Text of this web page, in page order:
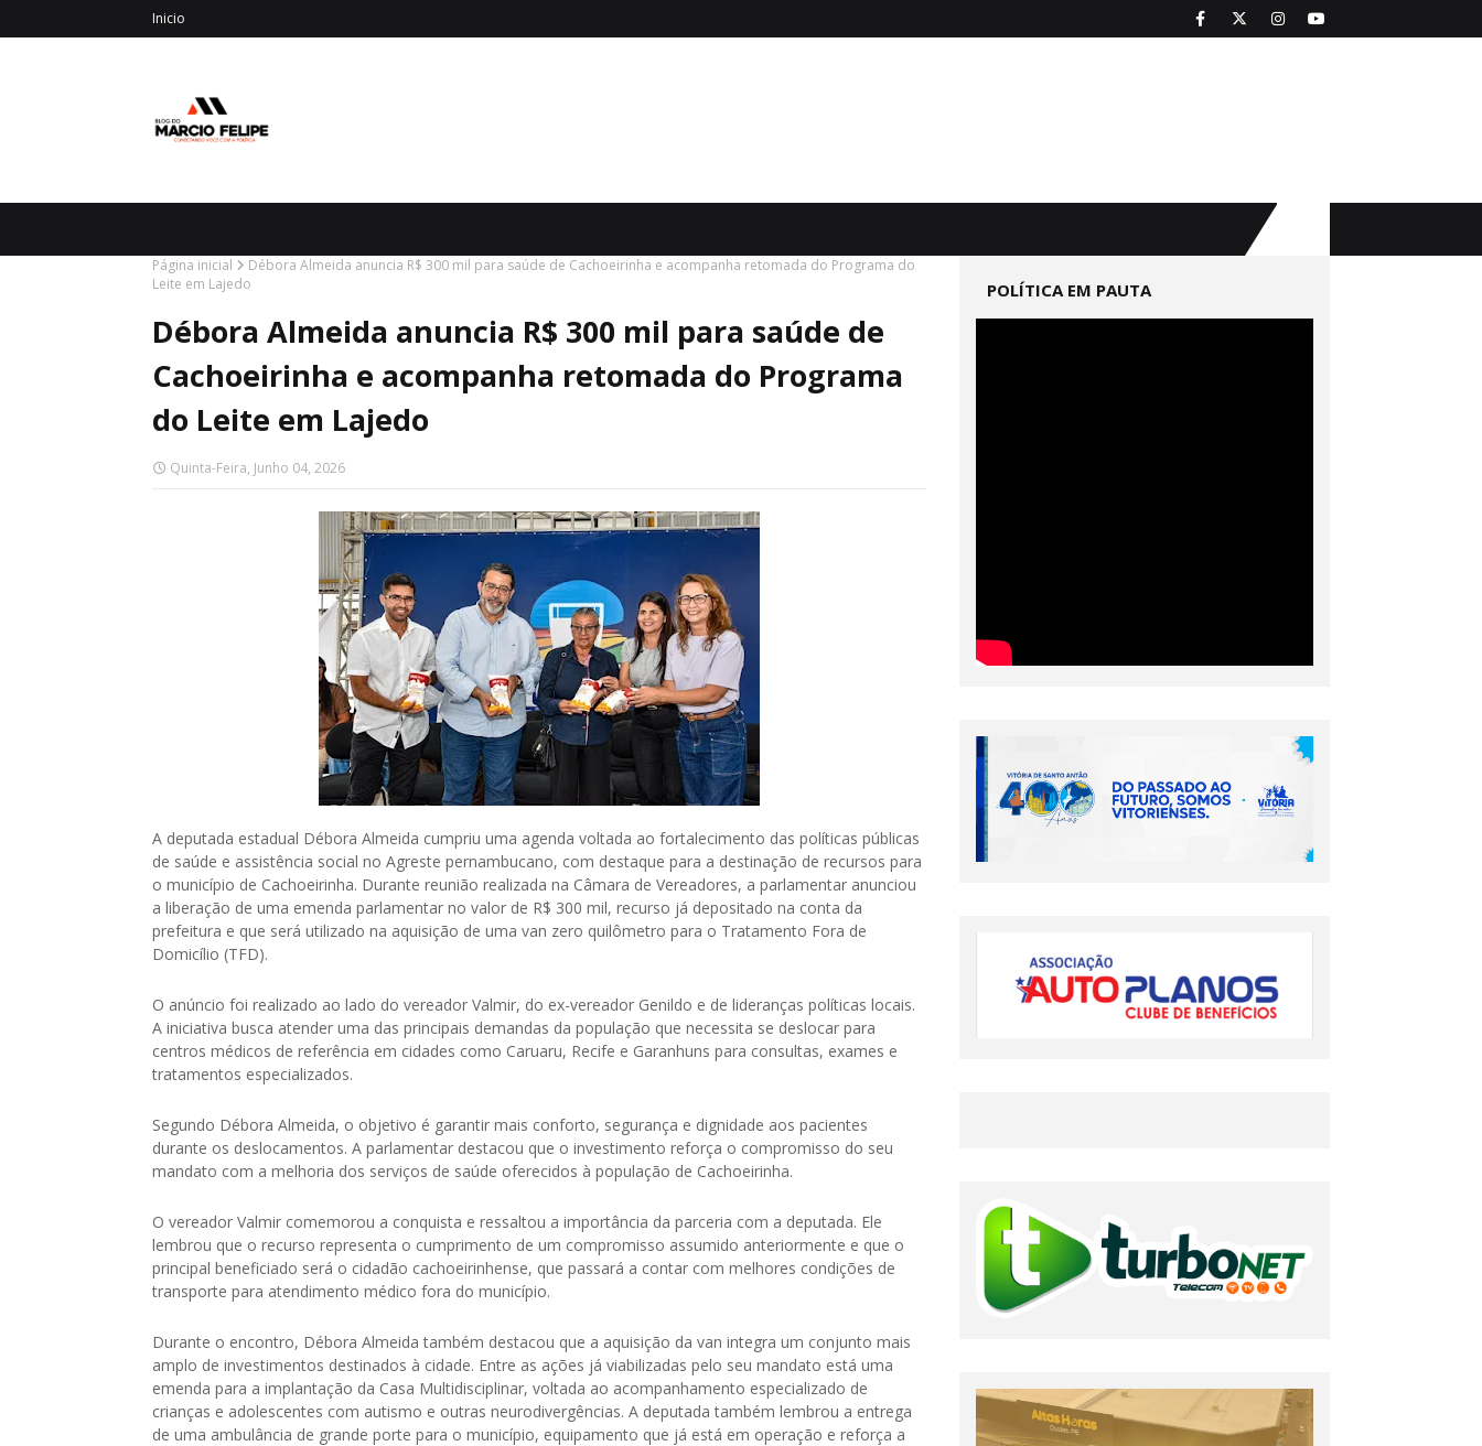
Inicio
Página inicial
Débora Almeida anuncia R$ 300 mil para saúde de Cachoeirinha e acompanha retomada do Programa do
Leite em Lajedo
Débora Almeida anuncia R$ 300 mil para saúde de
Cachoeirinha e acompanha retomada do Programa
do Leite em Lajedo
Quinta-Feira, Junho 04, 2026
A deputada estadual Débora Almeida cumpriu uma agenda voltada ao fortalecimento das políticas públicas
de saúde e assistência social no Agreste pernambucano, com destaque para a destinação de recursos para
o município de Cachoeirinha. Durante reunião realizada na Câmara de Vereadores, a parlamentar anunciou
a liberação de uma emenda parlamentar no valor de R$ 300 mil, recurso já depositado na conta da
prefeitura e que será utilizado na aquisição de uma van zero quilômetro para o Tratamento Fora de
Domicílio (TFD).
O anúncio foi realizado ao lado do vereador Valmir, do ex-vereador Genildo e de lideranças políticas locais.
A iniciativa busca atender uma das principais demandas da população que necessita se deslocar para
centros médicos de referência em cidades como Caruaru, Recife e Garanhuns para consultas, exames e
tratamentos especializados.
Segundo Débora Almeida, o objetivo é garantir mais conforto, segurança e dignidade aos pacientes
durante os deslocamentos. A parlamentar destacou que o investimento reforça o compromisso do seu
mandato com a melhoria dos serviços de saúde oferecidos à população de Cachoeirinha.
O vereador Valmir comemorou a conquista e ressaltou a importância da parceria com a deputada. Ele
lembrou que o recurso representa o cumprimento de um compromisso assumido anteriormente e que o
principal beneficiado será o cidadão cachoeirinhense, que passará a contar com melhores condições de
transporte para atendimento médico fora do município.
Durante o encontro, Débora Almeida também destacou que a aquisição da van integra um conjunto mais
amplo de investimentos destinados à cidade. Entre as ações já viabilizadas pelo seu mandato está uma
emenda para a implantação da Casa Multidisciplinar, voltada ao acompanhamento especializado de
crianças e adolescentes com autismo e outras neurodivergências. A deputada também lembrou a entrega
de uma ambulância de grande porte para o município, equipamento que já está em operação e reforça a
POLÍTICA EM PAUTA